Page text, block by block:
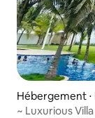
Hébergement
~ Luxurious